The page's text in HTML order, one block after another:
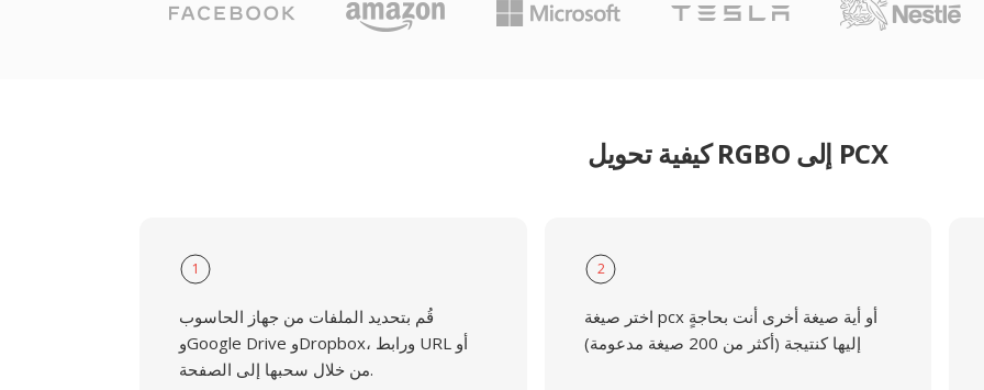
كيفية تحويل RGBO إلى PCX
1
قُم بتحديد الملفات من جهاز الحاسوب
وGoogle Drive وDropbox، ورابط URL أو
من خلال سحبها إلى الصفحة.
2
اختر صيغة pcx أو أية صيغة أخرى أنت بحاجةٍ
إليها كنتيجة (أكثر من 200 صيغة مدعومة)